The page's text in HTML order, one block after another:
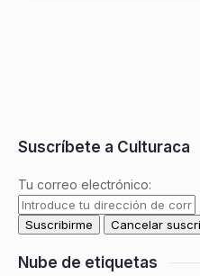
Suscríbete a Culturaca
Tu correo electrónico:
Nube de etiquetas